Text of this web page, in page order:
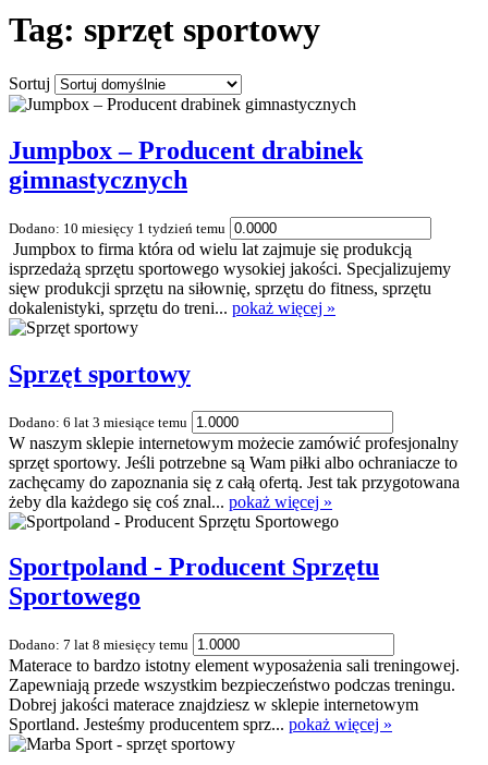
Tag: sprzęt sportowy
Sortuj
Jumpbox – Producent drabinek
gimnastycznych
Dodano: 10 miesięcy 1 tydzień temu
Jumpbox to firma która od wielu lat zajmuje się produkcją
isprzedażą sprzętu sportowego wysokiej jakości. Specjalizujemy
sięw produkcji sprzętu na siłownię, sprzętu do fitness, sprzętu
dokalenistyki, sprzętu do treni... pokaż więcej »
Sprzęt sportowy
Dodano: 6 lat 3 miesiące temu
W naszym sklepie internetowym możecie zamówić profesjonalny
sprzęt sportowy. Jeśli potrzebne są Wam piłki albo ochraniacze to
zachęcamy do zapoznania się z całą ofertą. Jest tak przygotowana
żeby dla każdego się coś znal... pokaż więcej »
Sportpoland - Producent Sprzętu
Sportowego
Dodano: 7 lat 8 miesięcy temu
Materace to bardzo istotny element wyposażenia sali treningowej.
Zapewniają przede wszystkim bezpieczeństwo podczas treningu.
Dobrej jakości materace znajdziesz w sklepie internetowym
Sportland. Jesteśmy producentem sprz... pokaż więcej »